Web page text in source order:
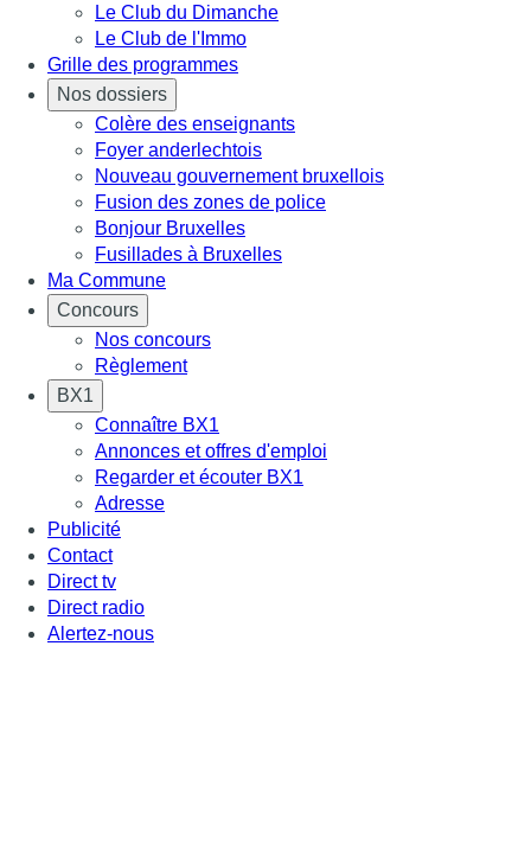
Le Club du Dimanche
Le Club de l'Immo
Grille des programmes
Nos dossiers
Colère des enseignants
Foyer anderlechtois
Nouveau gouvernement bruxellois
Fusion des zones de police
Bonjour Bruxelles
Fusillades à Bruxelles
Ma Commune
Concours
Nos concours
Règlement
BX1
Connaître BX1
Annonces et offres d'emploi
Regarder et écouter BX1
Adresse
Publicité
Contact
Direct tv
Direct radio
Alertez-nous